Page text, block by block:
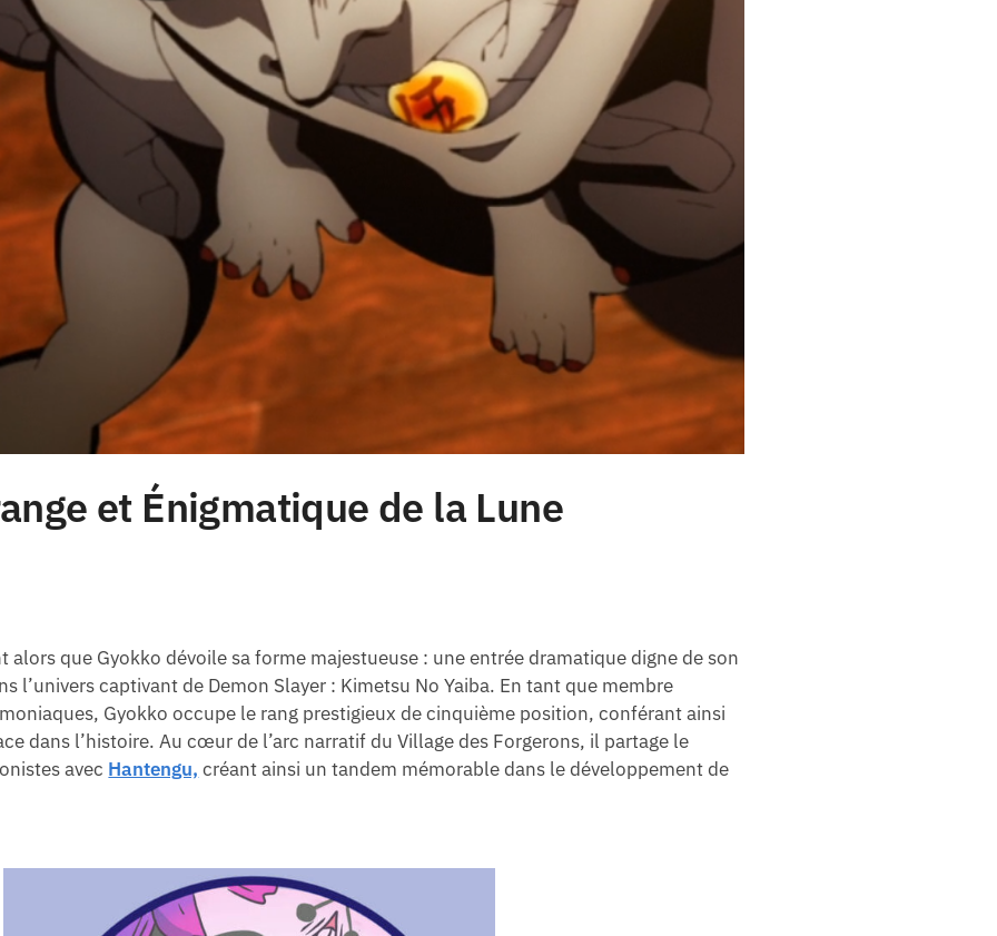
et Énigmatique de la Lune
alors que Gyokko dévoile sa forme majestueuse : une entrée dramatique digne de son
l’univers captivant de Demon Slayer : Kimetsu No Yaiba. En tant que membre
Gyokko occupe le rang prestigieux de cinquième position, conférant ainsi
dans l’histoire. Au cœur de l’arc narratif du Village des Forgerons, il partage le
avec Hantengu, créant ainsi un tandem mémorable dans le développement de